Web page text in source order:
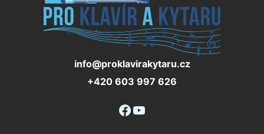
info@proklavirakytaru.cz
+420 603 997 626
Facebook
YouTube